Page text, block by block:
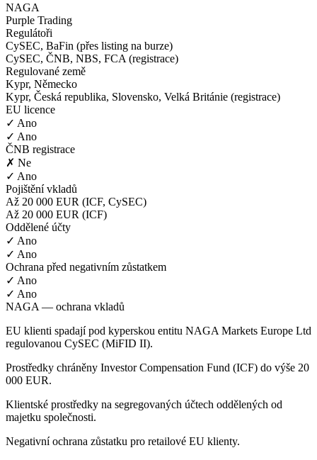
NAGA
Purple Trading
Regulátoři
CySEC, BaFin (přes listing na burze)
CySEC, ČNB, NBS, FCA (registrace)
Regulované země
Kypr, Německo
Kypr, Česká republika, Slovensko, Velká Británie (registrace)
EU licence
✓ Ano
✓ Ano
ČNB registrace
✗ Ne
✓ Ano
Pojištění vkladů
Až 20 000 EUR (ICF, CySEC)
Až 20 000 EUR (ICF)
Oddělené účty
✓ Ano
✓ Ano
Ochrana před negativním zůstatkem
✓ Ano
✓ Ano
NAGA — ochrana vkladů
EU klienti spadají pod kyperskou entitu NAGA Markets Europe Ltd
regulovanou CySEC (MiFID II).
Prostředky chráněny Investor Compensation Fund (ICF) do výše 20
000 EUR.
Klientské prostředky na segregovaných účtech oddělených od
majetku společnosti.
Negativní ochrana zůstatku pro retailové EU klienty.